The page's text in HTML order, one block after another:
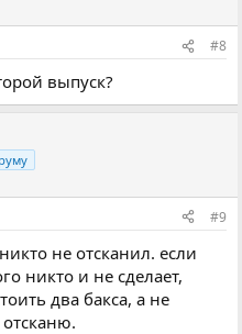
#8
выпуск?
#9
не отсканил. если
никто и не сделает,
два бакса, а не